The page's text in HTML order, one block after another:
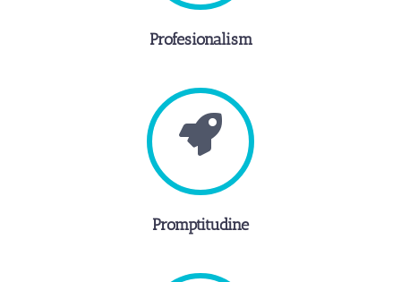
Profesionalism
Promptitudine